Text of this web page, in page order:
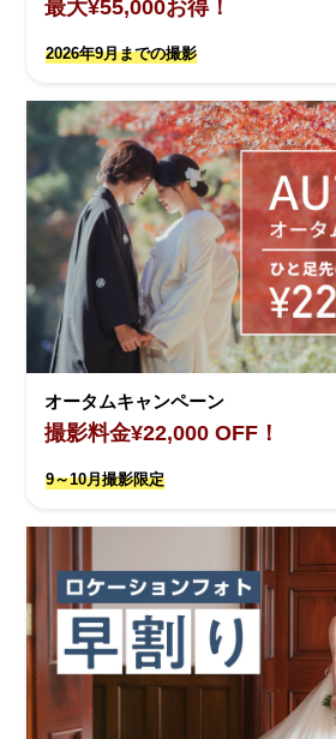
最大¥55,000お得！
2026年9月までの撮影
オータムキャンペーン
撮影料金¥22,000 OFF！
9～10月撮影限定